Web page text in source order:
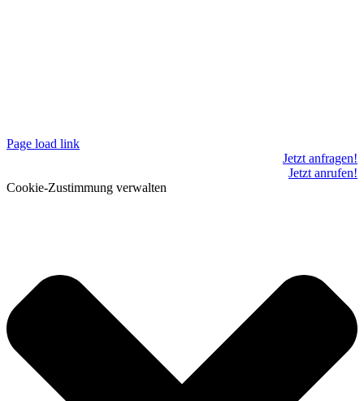
Page load link
Jetzt anfragen!
Jetzt anrufen!
Cookie-Zustimmung verwalten